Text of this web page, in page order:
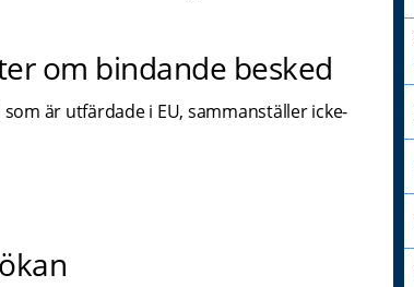
om bindande besked
är utfärdade i EU, sammanställer icke-